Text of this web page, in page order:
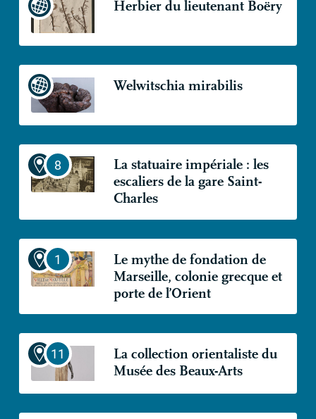
Herbier du lieutenant Boëry
Welwitschia mirabilis
La statuaire impériale : les
escaliers de la gare Saint-
Charles
Le mythe de fondation de
Marseille, colonie grecque et
porte de l’Orient
La collection orientaliste du
Musée des Beaux-Arts